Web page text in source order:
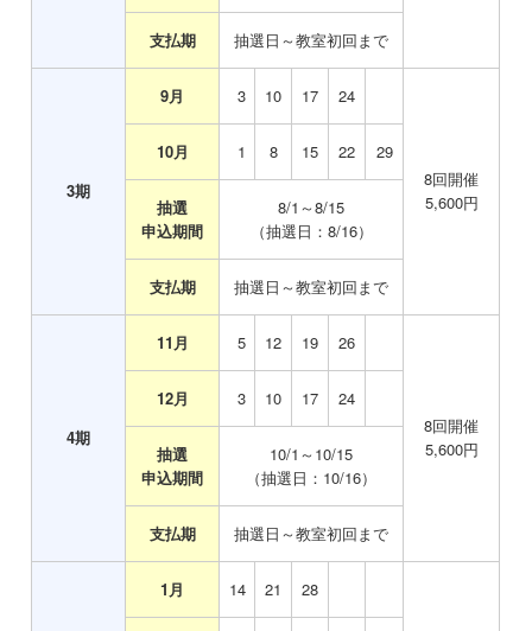
支払期 抽選日～教室初回まで
3期
9月 3 10 17 24
8回開催
5,600円
10月 1 8 15 22 29
抽選
申込期間
8/1～8/15
（抽選日：8/16）
支払期 抽選日～教室初回まで
4期
11月 5 12 19 26
8回開催
5,600円
12月 3 10 17 24
抽選
申込期間
10/1～10/15
（抽選日：10/16）
支払期 抽選日～教室初回まで
1月 14 21 28